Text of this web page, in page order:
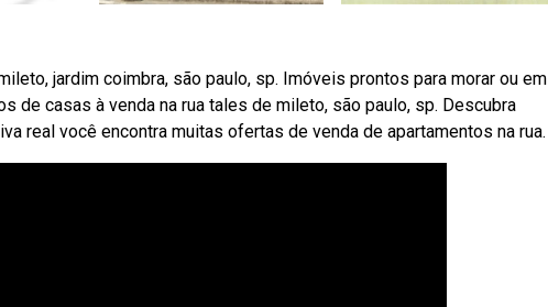
jardim coimbra, são paulo, sp. Imóveis prontos para morar ou em
de casas à venda na rua tales de mileto, são paulo, sp. Descubra
real você encontra muitas ofertas de venda de apartamentos na rua.